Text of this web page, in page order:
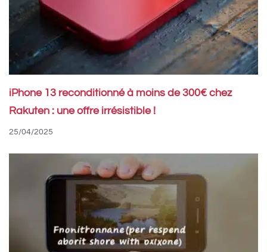
iPhone 13 reconditionné à moins de 300€ chez
Rakuten : une offre irrésistible !
25/04/2025